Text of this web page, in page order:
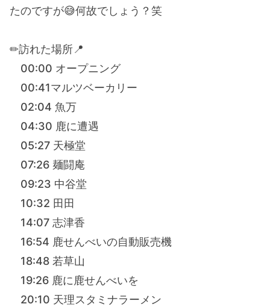
たのですが😅何故でしょう？笑
✏︎訪れた場所📍
00:00 オープニング
00:41マルツベーカリー
02:04 魚万
04:30 鹿に遭遇
05:27 天極堂
07:26 麺闘庵
09:23 中谷堂
10:32 田田
14:07 志津香
16:54 鹿せんべいの自動販売機
18:48 若草山
19:26 鹿に鹿せんべいを
20:10 天理スタミナラーメン